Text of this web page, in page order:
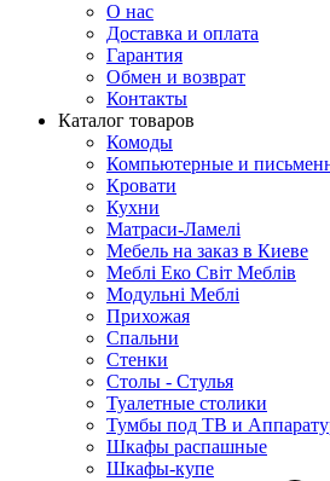
О нас
Доставка и оплата
Гарантия
Обмен и возврат
Контакты
Каталог товаров
Комоды
Компьютерные и
Кровати
Кухни
Матраси-Ламелі
Мебель на заказ в Киеве
Меблі Еко Світ Меблів
Модульні Меблі
Прихожая
Спальни
Стенки
Столы - Стулья
Туалетные столики
Тумбы под ТВ и
Шкафы распашные
Шкафы-купе